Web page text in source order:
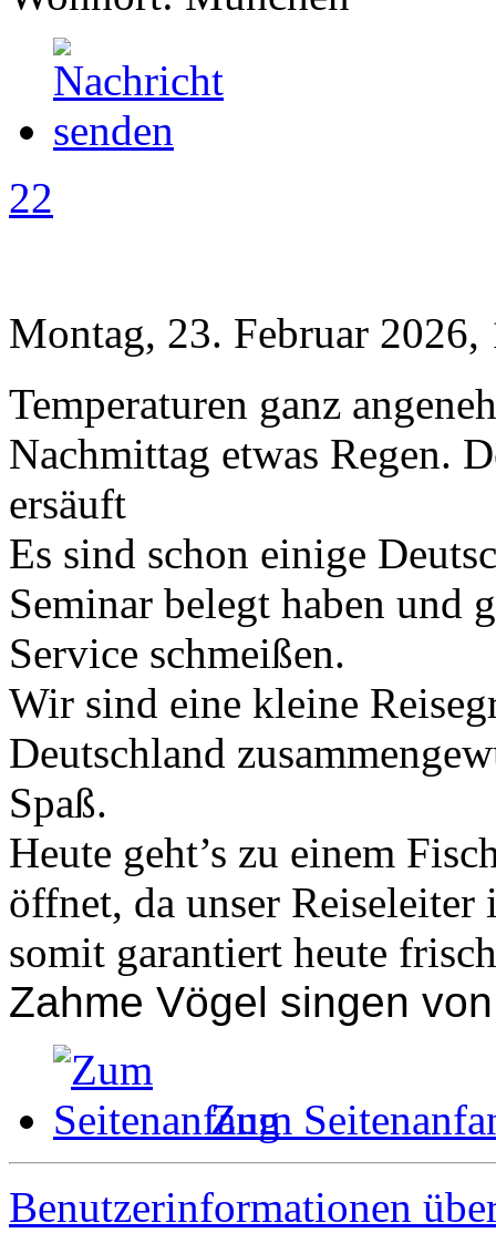
22
Montag, 23. Februar 2026,
Temperaturen ganz
Nachmittag etwas Regen.
ersäuft
Es sind schon einige
Seminar belegt haben und
Service schmeißen.
Wir sind eine kleine
Deutschland
Spaß.
Heute geht’s zu einem
öffnet, da unser Reiseleiter
somit garantiert heute
Zahme Vögel singen
Zum
Benutzerinformationen